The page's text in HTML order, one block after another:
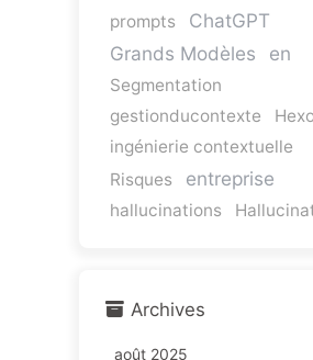
prompts
ChatGPT
Grands Modèles
en
Segmentation
gestionducontexte
ingénierie contextuelle
Risques
entreprise
hallucinations
Archives
août 2025